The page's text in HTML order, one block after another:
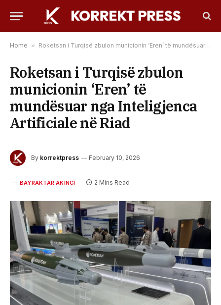
Home » Roketsan i Turqisë zbulon municionin ‘Eren’ të mundësuar nga Inteligjenca Artificiale në Riad
Roketsan i Turqisë zbulon
municionin ‘Eren’ të
mundësuar nga Inteligjenca
Artificiale në Riad
By korrektpress February 10, 2026
BAYRAKTAR AKINCI 2 Mins Read